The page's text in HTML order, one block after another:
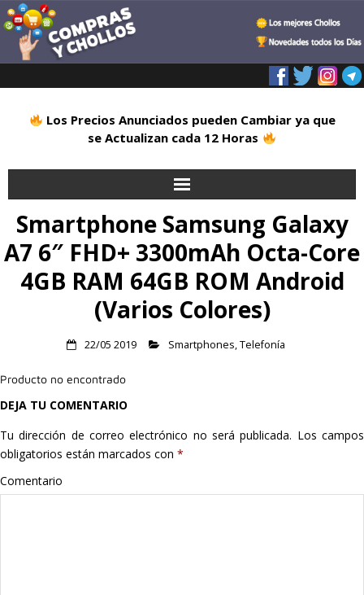
Los Precios Anunciados pueden Cambiar ya que
se Actualizan cada 12 Horas
Inicio
Alimentación
Deportes
Hogar
Listas
Smartphone Samsung Galaxy
A7 6″ FHD+ 3300mAh Octa-Core
4GB RAM 64GB ROM Android
(Varios Colores)
22/05 2019 Smartphones,Telefonía
Producto no encontrado
DEJA TU COMENTARIO
Tu dirección de correo electrónico no será publicada. Los campos
obligatorios están marcados con *
Comentario